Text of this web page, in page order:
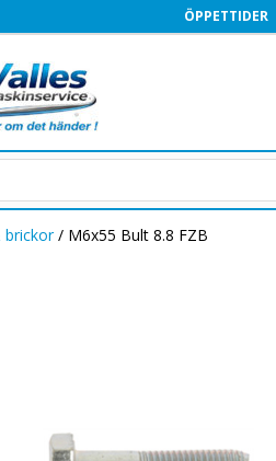
ÖPPETTIDER
brickor/ M6x55 Bult 8.8 FZB